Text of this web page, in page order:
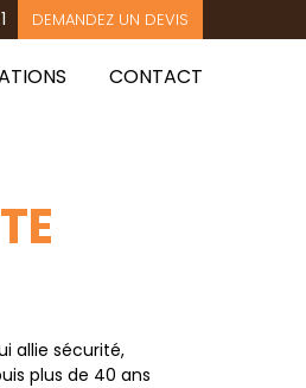
DEMANDEZ UN DEVIS
CONTACT
allie sécurité,
plus de 40 ans